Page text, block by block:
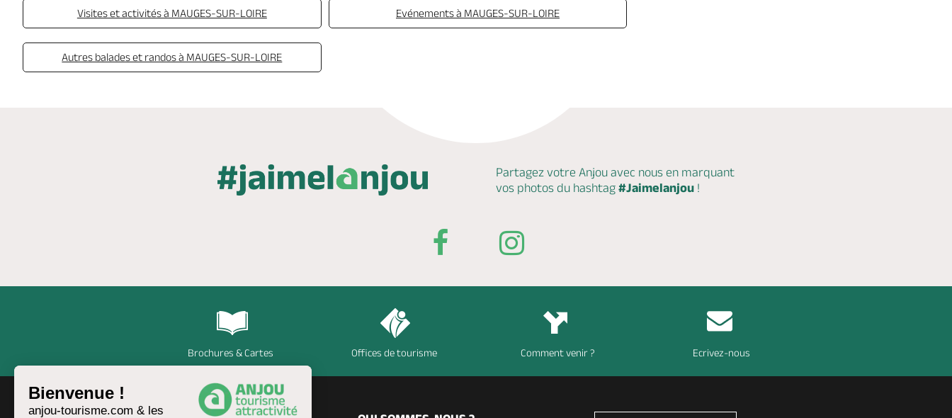
Bienvenue !
anjou-tourisme.com & les
Visites et activités à MAUGES-SUR-LOIRE Evénements à MAUGES-SUR-LOIRE
Autres balades et randos à MAUGES-SUR-LOIRE
Partagez votre Anjou avec nous en marquant
vos photos du hashtag #Jaimelanjou !
Brochures & Cartes Offices de tourisme Comment venir ? Ecrivez-nous